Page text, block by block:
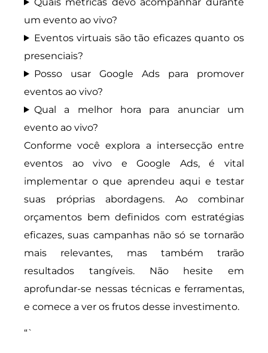
um evento ao vivo?
Eventos virtuais são tão eficazes quanto os
presenciais?
Posso usar Google Ads para promover
eventos ao vivo?
Qual a melhor hora para anunciar um
evento ao vivo?
Conforme você explora a intersecção entre
eventos ao vivo e Google Ads, é vital
implementar o que aprendeu aqui e testar
suas próprias abordagens. Ao combinar
orçamentos bem definidos com estratégias
eficazes, suas campanhas não só se tornarão
mais relevantes, mas também trarão
resultados tangíveis. Não hesite em
aprofundar-se nessas técnicas e ferramentas,
e comece a ver os frutos desse investimento.
“`